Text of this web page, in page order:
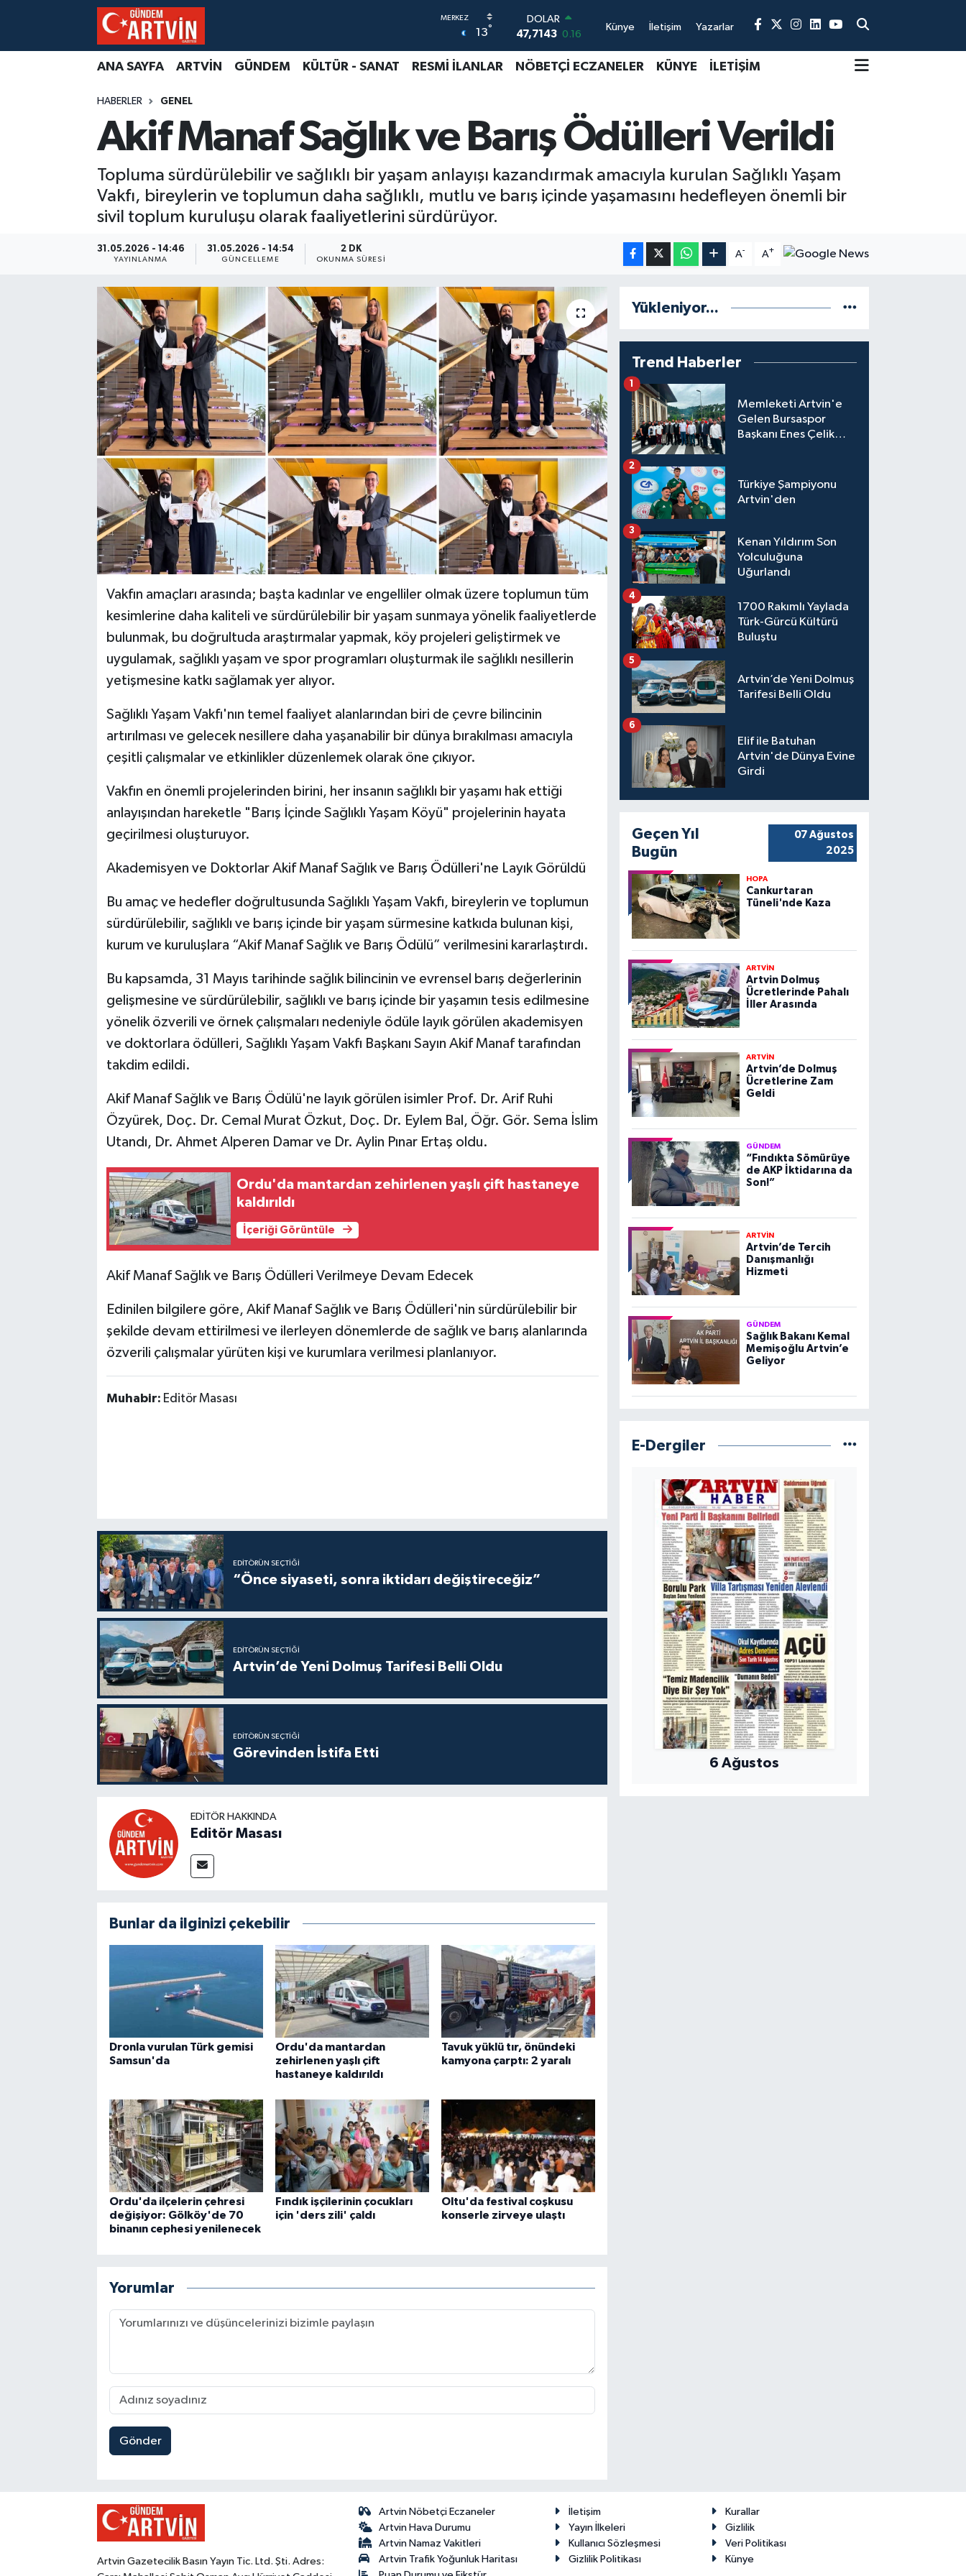
13°
DOLAR
47,7143 0.16
EURO
55,0317 -0.02
0.45
BİST100
13.799
BITCOIN
Künye İletişim Yazarlar
ANA SAYFA ARTVİN GÜNDEM KÜLTÜR - SANAT RESMİ İLANLAR NÖBETÇİ ECZANELER KÜNYE İLETİŞİM
HABERLER GENEL
Akif Manaf Sağlık ve Barış Ödülleri Verildi
Topluma sürdürülebilir ve sağlıklı bir yaşam anlayışı kazandırmak amacıyla kurulan Sağlıklı Yaşam
Vakfı, bireylerin ve toplumun daha sağlıklı, mutlu ve barış içinde yaşamasını hedefleyen önemli bir
sivil toplum kuruluşu olarak faaliyetlerini sürdürüyor.
31.05.2026 - 14:46
YAYINLANMA
31.05.2026 - 14:54
GÜNCELLEME
2 DK
OKUNMA SÜRESI
A- A+
Vakfın amaçları arasında; başta kadınlar ve engelliler olmak üzere toplumun tüm
kesimlerine daha kaliteli ve sürdürülebilir bir yaşam sunmaya yönelik faaliyetlerde
bulunmak, bu doğrultuda araştırmalar yapmak, köy projeleri geliştirmek ve
uygulamak, sağlıklı yaşam ve spor programları oluşturmak ile sağlıklı nesillerin
yetişmesine katkı sağlamak yer alıyor.
Sağlıklı Yaşam Vakfı'nın temel faaliyet alanlarından biri de çevre bilincinin
artırılması ve gelecek nesillere daha yaşanabilir bir dünya bırakılması amacıyla
çeşitli çalışmalar ve etkinlikler düzenlemek olarak öne çıkıyor.
Vakfın en önemli projelerinden birini, her insanın sağlıklı bir yaşamı hak ettiği
anlayışından hareketle "Barış İçinde Sağlıklı Yaşam Köyü" projelerinin hayata
geçirilmesi oluşturuyor.
Akademisyen ve Doktorlar Akif Manaf Sağlık ve Barış Ödülleri'ne Layık Görüldü
Bu amaç ve hedefler doğrultusunda Sağlıklı Yaşam Vakfı, bireylerin ve toplumun
sürdürülebilir, sağlıklı ve barış içinde bir yaşam sürmesine katkıda bulunan kişi,
kurum ve kuruluşlara “Akif Manaf Sağlık ve Barış Ödülü” verilmesini kararlaştırdı.
Bu kapsamda, 31 Mayıs tarihinde sağlık bilincinin ve evrensel barış değerlerinin
gelişmesine ve sürdürülebilir, sağlıklı ve barış içinde bir yaşamın tesis edilmesine
yönelik özverili ve örnek çalışmaları nedeniyle ödüle layık görülen akademisyen
ve doktorlara ödülleri, Sağlıklı Yaşam Vakfı Başkanı Sayın Akif Manaf tarafından
takdim edildi.
Akif Manaf Sağlık ve Barış Ödülü'ne layık görülen isimler Prof. Dr. Arif Ruhi
Özyürek, Doç. Dr. Cemal Murat Özkut, Doç. Dr. Eylem Bal, Öğr. Gör. Sema İslim
Utandı, Dr. Ahmet Alperen Damar ve Dr. Aylin Pınar Ertaş oldu.
Ordu'da mantardan zehirlenen yaşlı çift hastaneye
kaldırıldı
İçeriği Görüntüle
Akif Manaf Sağlık ve Barış Ödülleri Verilmeye Devam Edecek
Edinilen bilgilere göre, Akif Manaf Sağlık ve Barış Ödülleri'nin sürdürülebilir bir
şekilde devam ettirilmesi ve ilerleyen dönemlerde de sağlık ve barış alanlarında
özverili çalışmalar yürüten kişi ve kurumlara verilmesi planlanıyor.
Muhabir: Editör Masası
EDITÖRÜN SEÇTIĞI
“Önce siyaseti, sonra iktidarı değiştireceğiz”
EDITÖRÜN SEÇTIĞI
Artvin’de Yeni Dolmuş Tarifesi Belli Oldu
EDITÖRÜN SEÇTIĞI
Görevinden İstifa Etti
EDITÖR HAKKINDA
Editör Masası
Bunlar da ilginizi çekebilir
Dronla vurulan Türk gemisi
Samsun'da
Ordu'da mantardan
zehirlenen yaşlı çift
hastaneye kaldırıldı
Tavuk yüklü tır, önündeki
kamyona çarptı: 2 yaralı
Ordu'da ilçelerin çehresi
değişiyor: Gölköy'de 70
binanın cephesi yenilenecek
Fındık işçilerinin çocukları
için 'ders zili' çaldı
Oltu'da festival coşkusu
konserle zirveye ulaştı
Yorumlar
Gönder
Yükleniyor...
Trend Haberler
Memleketi Artvin'e
Gelen Bursaspor
Başkanı Enes Çelik
1
Türkiye Şampiyonu
Artvin'den
2
Kenan Yıldırım Son
Yolculuğuna
Uğurlandı
3
1700 Rakımlı Yaylada
Türk-Gürcü Kültürü
Buluştu
4
Artvin’de Yeni Dolmuş
Tarifesi Belli Oldu
5
Elif ile Batuhan
Artvin'de Dünya Evine
Girdi
6
Geçen Yıl
Bugün
07 Ağustos
2025
HOPA
Cankurtaran
Tüneli'nde Kaza
ARTVİN
Artvin Dolmuş
Ücretlerinde Pahalı
İller Arasında
ARTVİN
Artvin’de Dolmuş
Ücretlerine Zam
Geldi
GÜNDEM
“Fındıkta Sömürüye
de AKP İktidarına da
Son!”
ARTVİN
Artvin’de Tercih
Danışmanlığı
Hizmeti
GÜNDEM
Sağlık Bakanı Kemal
Memişoğlu Artvin’e
Geliyor
E-Dergiler
6 Ağustos
Artvin Gazetecilik Basın Yayın Tic. Ltd. Şti. Adres:
Artvin Nöbetçi Eczaneler
Artvin Hava Durumu
Artvin Namaz Vakitleri
Artvin Trafik Yoğunluk Haritası
İletişim
Kurallar
Yayın İlkeleri
Gizlilik
Kullanıcı Sözleşmesi
Veri Politikası
Gizlilik Politikası
Künye